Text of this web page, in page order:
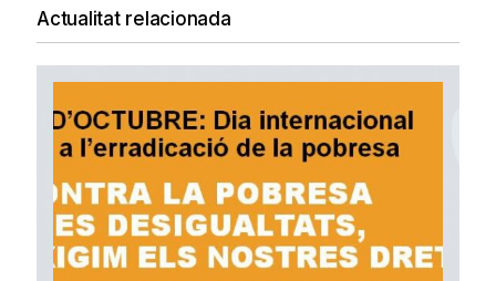
Actualitat relacionada